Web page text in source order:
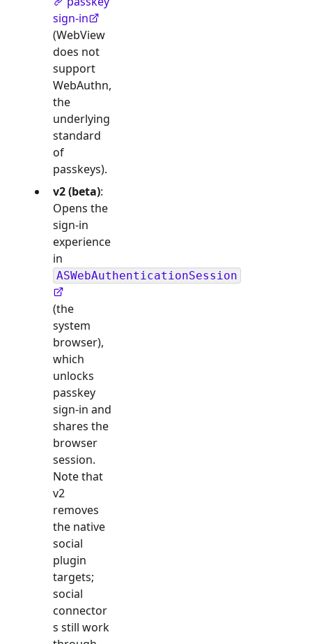
sign-in
(WebView
does not
support
WebAuthn,
the
underlying
standard
of
passkeys).
v2 (beta):
Opens the
sign-in
experience
in
ASWebAuthenticationSession
(the
system
browser),
which
unlocks
passkey
sign-in and
shares the
browser
session.
Note that
v2
removes
the native
social
plugin
targets;
social
connector
s still work